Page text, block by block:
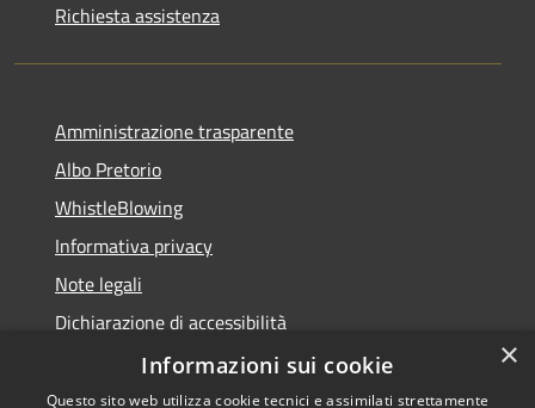
Richiesta assistenza
Amministrazione trasparente
Albo Pretorio
WhistleBlowing
Informativa privacy
Note legali
Dichiarazione di accessibilità
×
Informazioni sui cookie
Questo sito web utilizza cookie tecnici e assimilati strettamente